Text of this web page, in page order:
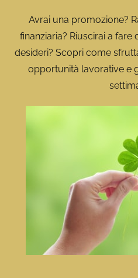
Avrai una promozione?
finanziaria? Riuscirai a
desideri? Scopri come
opportunità lavorative e